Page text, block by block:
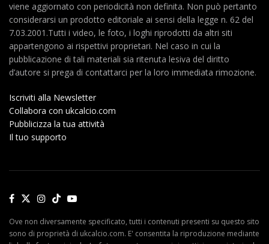
viene aggiornato con periodicità non definita. Non può pertanto
considerarsi un prodotto editoriale ai sensi della legge n. 62 del
7.03.2001.Tutti i video, le foto, i loghi riprodotti da altri siti
appartengono ai rispettivi proprietari. Nel caso in cui la
pubblicazione di tali materiali sia ritenuta lesiva del diritto
d’autore si prega di contattarci per la loro immediata rimozione.
Iscriviti alla Newsletter
Collabora con ukcalcio.com
Pubblicizza la tua attività
Il tuo supporto
Ove non diversamente specificato, tutti i contenuti presenti su questo sito
sono di proprietà di ukcalcio.com. E' consentita la riproduzione mediante